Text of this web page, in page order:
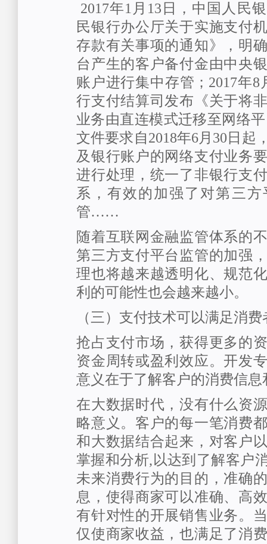
2017年1月13日，中国人民
民银行办公厅关于实施支付
存款有关事项的通知》，明
台产生的客户备付金由中央
账户进行集中存管；2017年
行支付结算司发布《关于将
业务由直连模式迁移至网络
文件要求自2018年6月30日起
及银行账户的网络支付业务
进行处理，统一了非银行支
系，有效的加强了对第三
管……
随着互联网金融监管体系的
第三方支付平台监管的加强
理也将越来越透明化、规范
利的可能性也会越来越小。
（三）支付技术可以满足消
抢占支付市场，获得更多的
资金周转或盈利效应。开发
意义在于了解客户的消费信息
在大数据时代，没有什么资
略意义。客户的每一笔消费
和大数据结合起来，对客户
掌握和分析,以达到了解客户
未来消费行为的目的，准确
息，使得商家可以准确、高
有针对性的开展销售业务。
仅使商家收益，也满足了消